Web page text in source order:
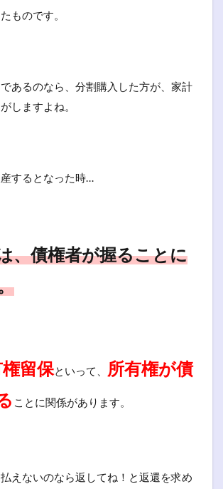
ものです。
あるのなら、分割購入した方が、家計
しますよね。
するとなった時…
、債権者が握ることに
留保といって、
所有権が債
ことに関係があります。
えないのなら返してね！と返還を求め